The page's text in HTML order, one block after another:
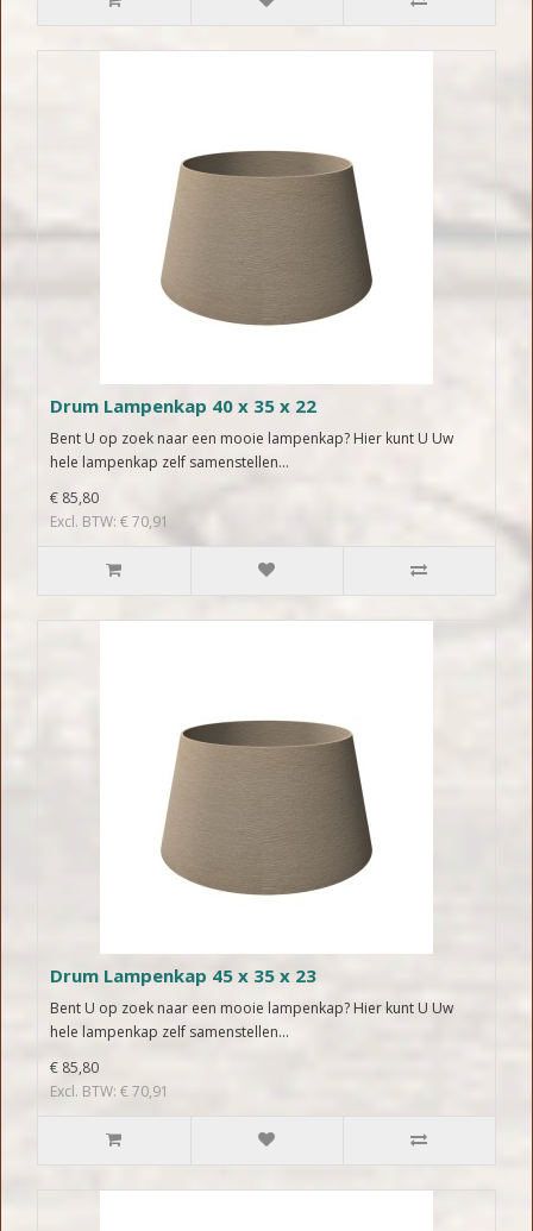
Drum Lampenkap 40 x 35 x 22
Bent U op zoek naar een mooie lampenkap? Hier kunt U Uw
hele lampenkap zelf samenstellen...
€ 85,80
Excl. BTW: € 70,91
Drum Lampenkap 45 x 35 x 23
Bent U op zoek naar een mooie lampenkap? Hier kunt U Uw
hele lampenkap zelf samenstellen...
€ 85,80
Excl. BTW: € 70,91